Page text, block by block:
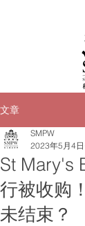
文章
St Mary's
行被收购
未结束？
SMPW
2023年5月4日